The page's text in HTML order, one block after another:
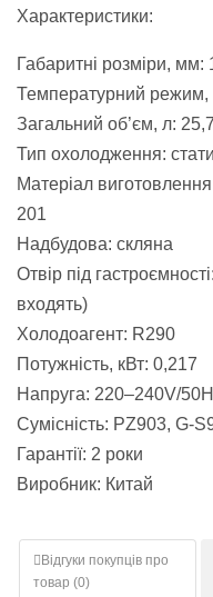
Характеристики:
Габаритні розміри,
Температурний
Загальний об’єм, л:
Тип охолодження:
Матеріал
201
Надбудова: скляна
Отвір під
входять)
Холодоагент: R290
Потужність, кВт: 0,217
Напруга: 220–240V/
Сумісність: PZ903, G-
Гарантії: 2 роки
Виробник: Китай
Відгуки покупців про
товар (0)